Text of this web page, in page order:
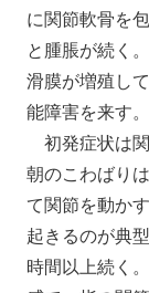
に関節軟骨を
と腫脹が続く
滑膜が増殖し
能障害を来す。
初発症状は関
朝のこわばり
て関節を動か
起きるのが典
時間以上続く